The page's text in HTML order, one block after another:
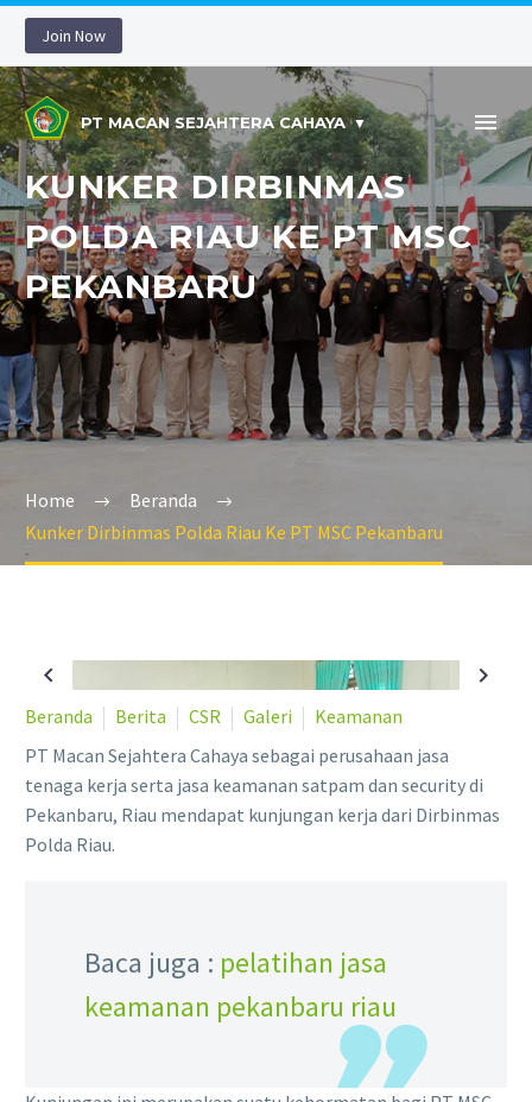
Join Now
PT MACAN SEJAHTERA CAHAYA
KUNKER DIRBINMAS
POLDA RIAU KE PT MSC
PEKANBARU
Home
Beranda
Kunker Dirbinmas Polda Riau Ke PT MSC Pekanbaru
Beranda Berita CSR Galeri
Keamanan
PT Macan Sejahtera Cahaya sebagai perusahaan jasa
tenaga kerja serta jasa keamanan satpam dan security di
Pekanbaru, Riau mendapat kunjungan kerja dari Dirbinmas
Polda Riau.
Baca juga : pelatihan jasa
keamanan pekanbaru riau